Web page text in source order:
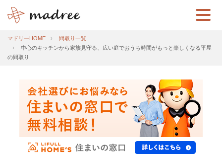
マドリーHOME
間取り一覧
中心のキッチンから家族見守る、広い庭でおうち時間がもっと楽しくなる平屋
の間取り